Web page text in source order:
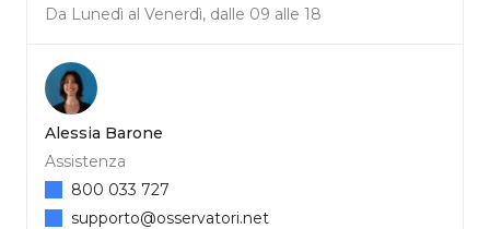
Da Lunedì al Venerdì, dalle 09 alle 18
Alessia Barone
Assistenza
800 033 727
supporto@osservatori.net